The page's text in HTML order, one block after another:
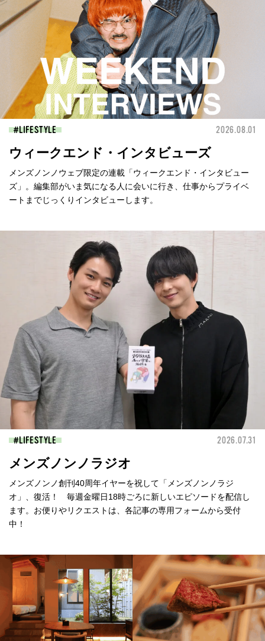
LIFESTYLE 2026.08.01
ウィークエンド・インタビューズ
メンズノンノウェブ限定の連載「ウィークエンド・インタビュー
ズ」。編集部がいま気になる人に会いに行き、仕事からプライベ
ートまでじっくりインタビューします。
LIFESTYLE 2026.07.31
メンズノンノラジオ
メンズノンノ創刊40周年イヤーを祝して「メンズノンノラジ
オ」、復活！ 毎週金曜日18時ごろに新しいエピソードを配信し
ます。お便りやリクエストは、各記事の専用フォームから受付
中！